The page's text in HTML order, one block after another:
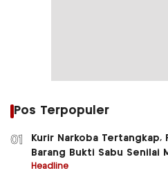
Pos Terpopuler
01
Kurir Narkoba Tertangkap,
Barang Bukti Sabu Senilai
Headline